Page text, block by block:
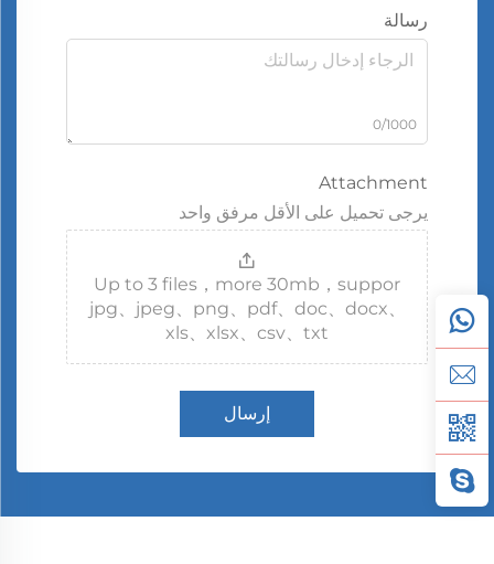
رسالة
0/1000
Attachment
يرجى تحميل على الأقل مرفق واحد
Up to 3 files，more 30mb，suppor
jpg、jpeg、png、pdf、doc、docx、
xls、xlsx、csv、txt
إرسال